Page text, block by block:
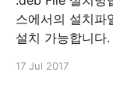
스에서의 설치파
설치 가능합니다. 설치 $ sudo dpkg -i filename.deb 제
17 Jul 2017